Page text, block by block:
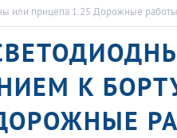
или прицепа 1.25 Дорожные работы
К